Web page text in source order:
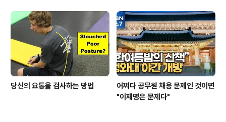
당신의 요통을 검사하는 방법
어쩌다 공무원 채용 문제인 것이면
"이재명은 문제다"